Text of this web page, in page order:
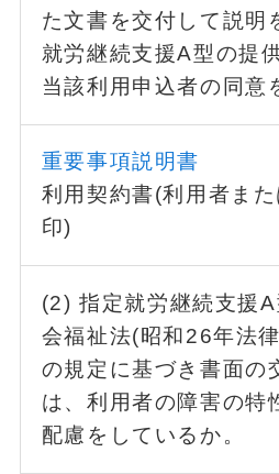
た文書を交付して説明
就労継続支援A型の提
当該利用申込者の同意
重要事項説明書
利用契約書(利用者ま
印)
(2) 指定就労継続支援
会福祉法(昭和26年法
の規定に基づき書面の
は、利用者の障害の特
配慮をしているか。